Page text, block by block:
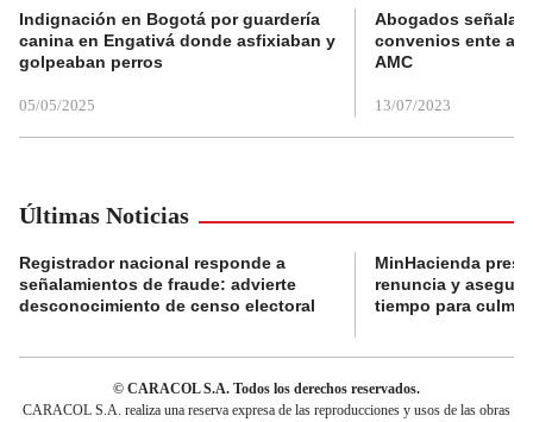
Indignación en Bogotá por guardería
canina en Engativá donde asfixiaban y
golpeaban perros
05/05/2025
Abogados
convenios ente
AMC
13/07/2023
Últimas Noticias
Registrador nacional responde a
señalamientos de fraude: advierte
desconocimiento de censo electoral
MinHacienda
renuncia y
tiempo para
© CARACOL S.A. Todos los derechos reservados.
CARACOL S.A. realiza una reserva expresa de las reproducciones y usos de las obras